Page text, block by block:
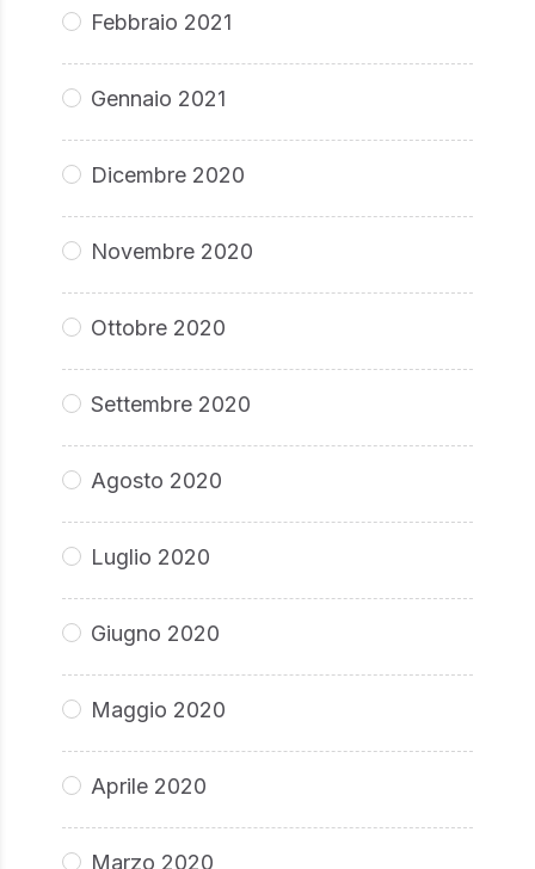
Febbraio 2021
Gennaio 2021
Dicembre 2020
Novembre 2020
Ottobre 2020
Settembre 2020
Agosto 2020
Luglio 2020
Giugno 2020
Maggio 2020
Aprile 2020
Marzo 2020